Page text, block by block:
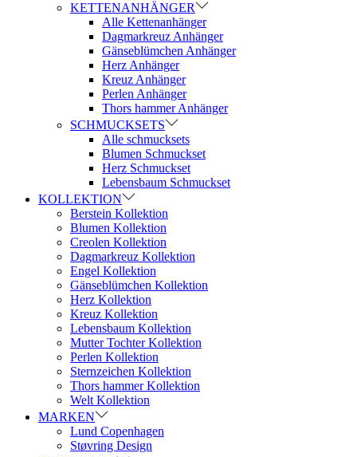
KETTENANHÄNGER
Alle Kettenanhänger
Dagmarkreuz Anhänger
Gänseblümchen Anhänger
Herz Anhänger
Kreuz Anhänger
Perlen Anhänger
Thors hammer Anhänger
SCHMUCKSETS
Alle schmucksets
Blumen Schmuckset
Herz Schmuckset
Lebensbaum Schmuckset
KOLLEKTION
Berstein Kollektion
Blumen Kollektion
Creolen Kollektion
Dagmarkreuz Kollektion
Engel Kollektion
Gänseblümchen Kollektion
Herz Kollektion
Kreuz Kollektion
Lebensbaum Kollektion
Mutter Tochter Kollektion
Perlen Kollektion
Sternzeichen Kollektion
Thors hammer Kollektion
Welt Kollektion
MARKEN
Lund Copenhagen
Støvring Design